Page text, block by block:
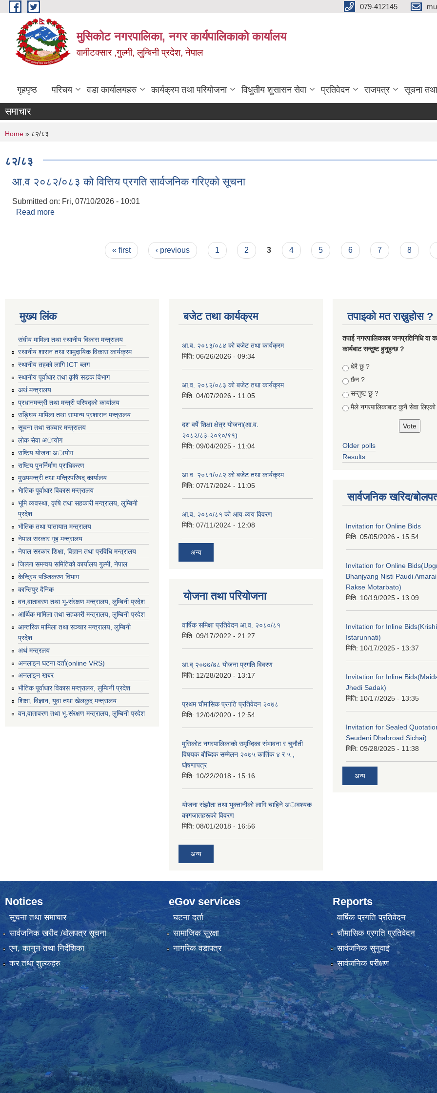
Skip to main content 079-412145
मुसिकोट नगरपालिका, नगर कार्यपालिकाकाे कार्यालय
वामीटक्सार ,गुल्मी, लुम्बिनी प्रदेश, नेपाल
गृहपृष्ठ परिचय वडा कार्यालयहरु कार्यक्रम तथा परियोजना विधुतीय शुसासन सेवा प्रतिवेदन राजपत्र सूचना
समाचार
You are here
Home » ८२/८३
८२/८३
आ.व २०८२/०८३ को वित्तिय प्रगति सार्वजनिक गरिएको सूचना
Submitted on: Fri, 07/10/2026 - 10:01
Read more
« first ‹ previous 1 2 3 4 5 6 7 8
मुख्य लिंक
संघीय मामिला तथा स्थानीय विकास मन्त्रालय
स्थानीय शासन तथा सामुदायिक विकास कार्यक्रम
स्थानीय तहको लागि ICT ब्लग
स्थानीय पूर्वाधार तथा कृषि सडक विभाग
अर्थ मन्त्रालय
प्रधानमन्त्री तथा मन्त्री परिषद्काे कार्यालय
संङ्घिय मामिला तथा सामान्य प्रशासन मन्त्रालय
सूचना तथा सञ्चार मन्त्रालय
लाेक सेवा अायाेग
राष्टिय याेजना अायाेग
राष्टिय पुनर्निर्माण प्राधिकरण
मुख्यमन्त्री तथा मन्त्रिपरिषद् कार्यालय
भैातिक पूर्वाधार विकास मन्त्रालय
भूमि व्यवस्था, कृषि तथा सहकारी मन्त्रालय, लु्म्बिनी
प्रदेश
भाैतिक तथा यातायात मन्त्रालय
नेपाल सरकार गृह मन्त्रालय
नेपाल सरकार शिक्षा, विज्ञान तथा प्रविधि मन्त्रालय
जिल्ला समन्वय समितिको कार्यालय गुल्मी, नेपाल
केन्द्रिय पञ्जिकरण विभाग
कान्तिपुर दैनिक
वन,वातावरण तथा भू-संरक्षण मन्त्रालय, लुम्बिनी प्रदेश
आर्थिक मामिला तथा सहकारी मन्त्रालय, लुम्बिनी प्रदेश
आन्तरिक मामिला तथा सञ्चार मन्त्रालय, लुम्बिनी
प्रदेश
अर्थ मन्त्रलय
अनलाइन घटना दर्ता(online VRS)
अनलाइन खबर
भौतिक पूर्वाधार विकास मन्त्रालय, लुम्बिनी प्रदेश
शिक्षा, विज्ञान, युवा तथा खेलकुद मन्‍‍त्रालय
वन,वातावरण तथा भू-संरक्षण मन्त्रालय, लुम्बिनी प्रदेश
बजेट तथा कार्यक्रम
आ.व. २०८३/०८४ को बजेट तथा कार्यक्रम
मिति: 06/26/2026 - 09:34
आ.व. २०८२/०८३ को बजेट तथा कार्यक्रम
मिति: 04/07/2026 - 11:05
दश वर्षे शिक्षा क्षेत्र योजना(आ.व.
२०८२/८३-२०९०/९१)
मिति: 09/04/2025 - 11:04
आ.व. २०८१/०८२ को बजेट तथा कार्यक्रम
मिति: 07/17/2024 - 11:05
आ.व. २०८०/८१ को आय-व्यय विवरण
मिति: 07/11/2024 - 12:08
अन्य
योजना तथा परियोजना
वार्षिक समिक्षा प्रतिवेदन आ.व. २०८०/८१
मिति: 09/17/2022 - 21:27
आ.व् २०७७/७८ योजना प्रगति विवरण
मिति: 12/28/2020 - 13:17
प्रथम चाैमासिक प्रगति प्रतिवेदन २०७८
मिति: 12/04/2020 - 12:54
मुसिकाेट नगरपालिकाकाे समृध्दिका संभावना र चुनाैती
विषयक बाैध्दिक सम्मेलन २०७५ कार्तिक ४ र ५ ,
घाेषणापत्र
मिति: 10/22/2018 - 15:16
याेजना संझाैता तथा भुक्तानीकाे लागि चाहिने अावश्यक
कागजातहरूकाे विवरण
मिति: 08/01/2018 - 16:56
अन्य
तपाइको मत राख्नुहोस ?
तपा‌ई नगरपालिकाका जनप्रतिनिधि वा
कार्यबाट सन्तुष्ट हुनुहुन्छ ?
Choices
धेरै छु ?
छैन ?
सन्तुष्ट छु ?
मैले नगरपालिकाबाट कुनै सेवा
Older polls
Results
सार्वजनिक खरिद/
Invitation for Online Bids
मिति: 05/05/2026 - 15:54
Invitation for Online
Bhanjyang Nisti Paudi
Rakse Motarbato)
मिति: 10/19/2025 - 13:09
Invitation for Inline
Istarunnati)
मिति: 10/17/2025 - 13:37
Invitation for Inline
Jhedi Sadak)
मिति: 10/17/2025 - 13:35
Invitation for Sealed
Seudeni Dhabroad Sichai)
मिति: 09/28/2025 - 11:38
अन्य
Notices
सूचना तथा समाचार
सार्वजनिक खरीद /बोलपत्र सूचना
एन, कानुन तथा निर्देशिका
कर तथा शुल्कहरु
eGov services
घटना दर्ता
सामाजिक सुरक्षा
नागरिक वडापत्र
Reports
वार्षिक प्रगति प्रतिवेदन
चौमासिक प्रगति प्रतिवेदन
सार्वजनिक सुनुवाई
सार्वजनिक परीक्षण